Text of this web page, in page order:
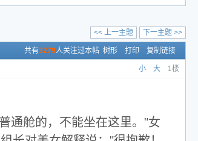
下一主题 >>
<< 上一主题
共有3279人关注过本帖 树形 打印 复制链接
小 大 1楼
通舱的，不能坐在这里。"女